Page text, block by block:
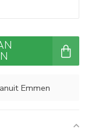
Emmen